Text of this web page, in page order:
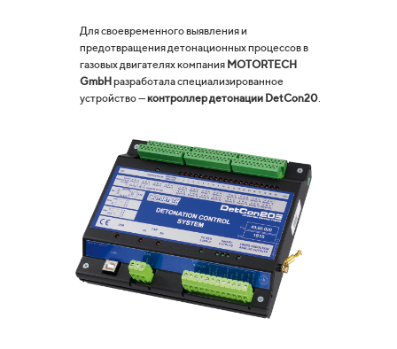
Для своевременного выявления и
предотвращения детонационных процессов в
газовых двигателях компания MOTORTECH
GmbHразработала специализированное
устройство —контроллер детонации DetCon20.